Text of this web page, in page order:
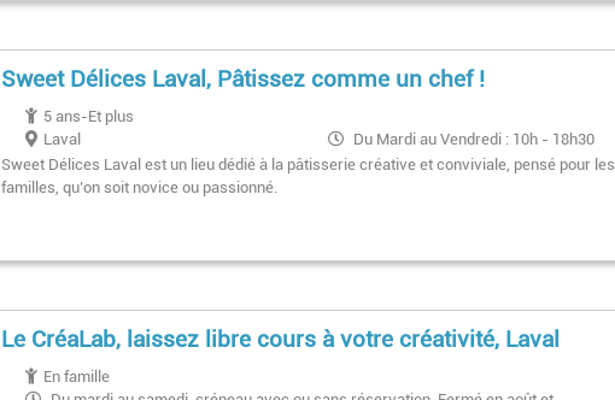
Sweet Délices Laval, Pâtissez comme un chef !
5 ans-Et plus
Laval
Du Mardi au Vendredi : 10h - 18h30
/ Samedi : 10h - 18h
Sweet Délices Laval est un lieu dédié à la pâtisserie créative et conviviale, pensé pour les
familles, qu’on soit novice ou passionné.
Le CréaLab, laissez libre cours à votre créativité, Laval
En famille